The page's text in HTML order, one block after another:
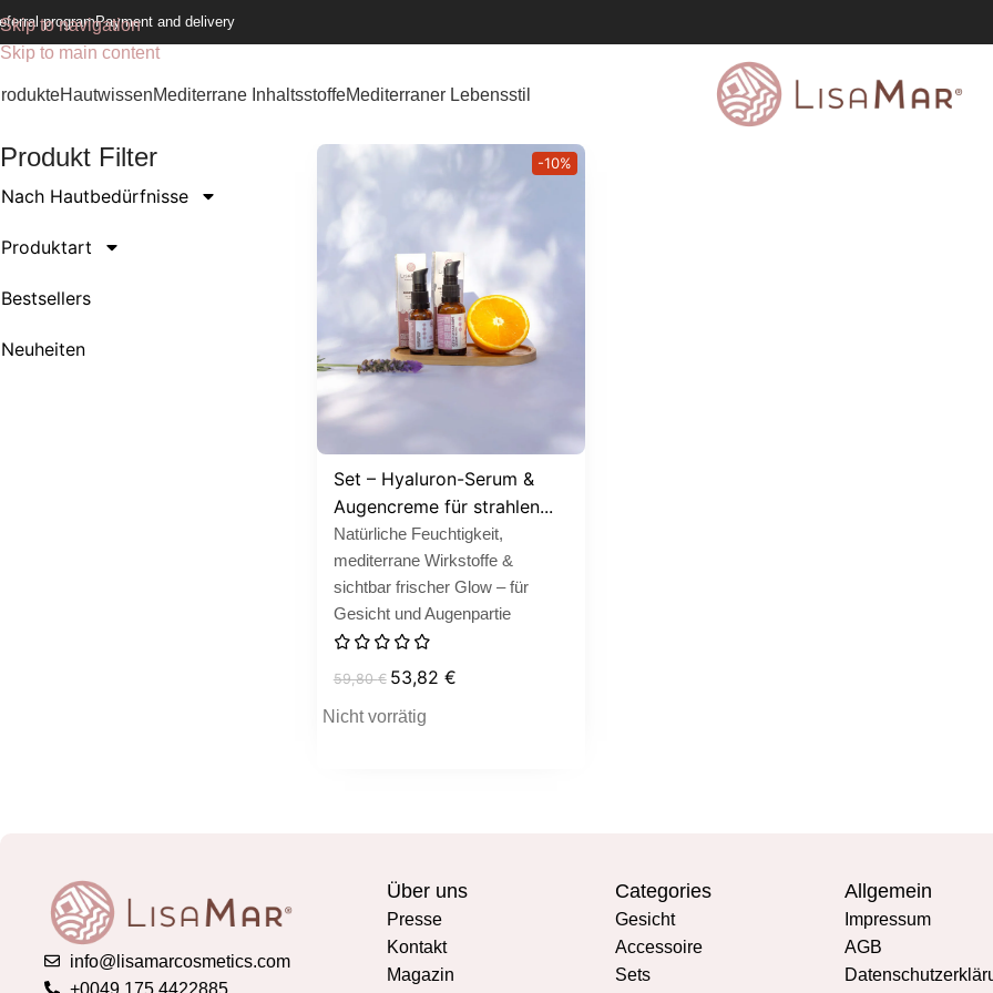
Skip to navigation
Skip to main content
programPayment and delivery
HautwissenMediterrane InhaltsstoffeMediterraner Lebensstil
Produkt Filter
Nach Hautbedürfnisse
Produktart
Bestsellers
Neuheiten
Set – Hyaluron-Serum &
Augencreme für strahlen...
Natürliche Feuchtigkeit,
mediterrane Wirkstoffe &
sichtbar frischer Glow – für
Gesicht und Augenpartie
-10%
59,80€ 53,82 €
Nicht vorrätig
info@lisamarcosmetics.com
+0049 175 4422885
Über uns
Presse
Kontakt
Magazin
Categories
Gesicht
Accessoire
Sets
Allgemein
Impressum
AGB